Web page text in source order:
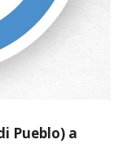
Pueblo) a